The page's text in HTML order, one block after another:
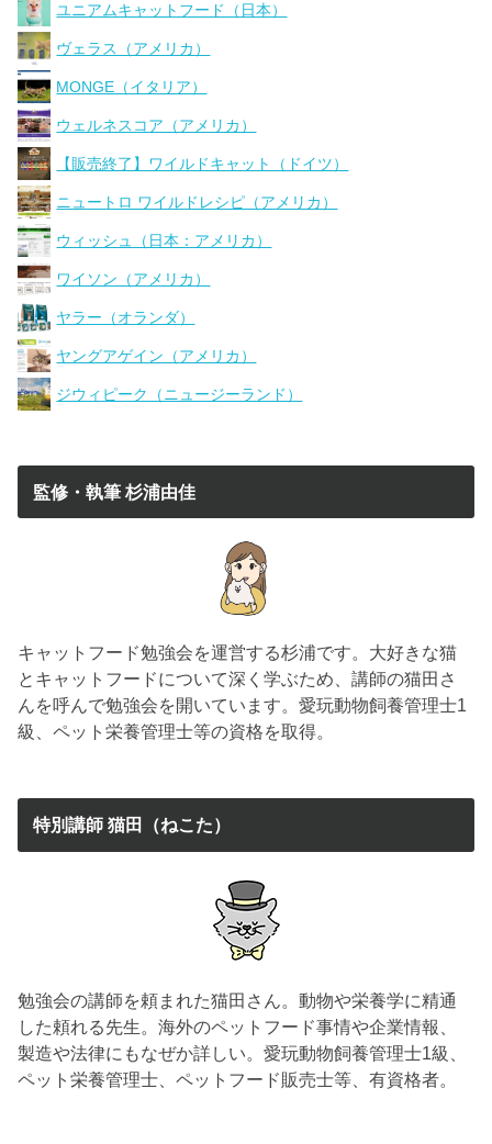
ユニアムキャットフード（日本）
ヴェラス（アメリカ）
MONGE（イタリア）
ウェルネスコア（アメリカ）
【販売終了】ワイルドキャット（ドイツ）
ニュートロ ワイルドレシピ（アメリカ）
ウィッシュ（日本：アメリカ）
ワイソン（アメリカ）
ヤラー（オランダ）
ヤングアゲイン（アメリカ）
ジウィピーク（ニュージーランド）
監修・執筆 杉浦由佳
キャットフード勉強会を運営する杉浦です。大好きな猫
とキャットフードについて深く学ぶため、講師の猫田さ
んを呼んで勉強会を開いています。愛玩動物飼養管理士1
級、ペット栄養管理士等の資格を取得。
特別講師 猫田（ねこた）
勉強会の講師を頼まれた猫田さん。動物や栄養学に精通
した頼れる先生。海外のペットフード事情や企業情報、
製造や法律にもなぜか詳しい。愛玩動物飼養管理士1級、
ペット栄養管理士、ペットフード販売士等、有資格者。